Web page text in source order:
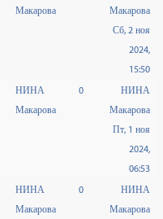
Макарова
Макарова
Сб, 2 ноя
2024,
15:50
НИНА
Макарова
0
НИНА
Макарова
Пт, 1 ноя
2024,
06:53
НИНА
Макарова
0
НИНА
Макарова